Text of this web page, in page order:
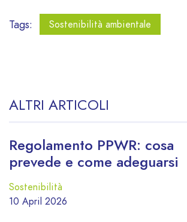
Tags: Sostenibilità ambientale
ALTRI ARTICOLI
Regolamento PPWR: cosa
prevede e come adeguarsi
Sostenibilità
10 April 2026